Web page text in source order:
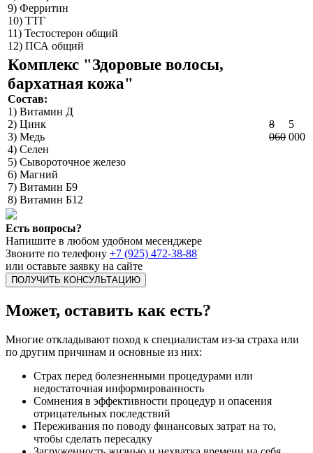
9) Ферритин
10) ТТГ
11) Тестостерон общий
12) ПСА общий
Комплекс "Здоровые волосы,
бархатная кожа"
Состав:
1) Витамин Д
2) Цинк
3) Медь
4) Селен
5) Сывороточное железо
6) Магний
7) Витамин Б9
8) Витамин Б12
8
060
5
000
Есть вопросы?
Напишите в любом удобном месенджере
Звоните по телефону +7 (925) 472-38-88
или оставьте заявку на сайте
ПОЛУЧИТЬ КОНСУЛЬТАЦИЮ
Может, оставить как есть?
Многие откладывают поход к специалистам из-за страха или
по другим причинам и основные из них:
Страх перед болезненными процедурами или
недостаточная информированность
Сомнения в эффективности процедур и опасения
отрицательных последствий
Переживания по поводу финансовых затрат на то,
чтобы сделать пересадку